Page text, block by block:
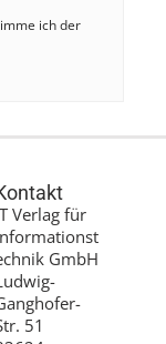
ich der
Verlag für
GmbH
51